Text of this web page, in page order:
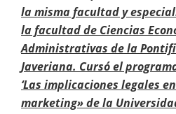
la misma facultad y
la facultad de Ciencias
Administrativas de la
Javeriana. Cursó el
‘Las implicaciones legales
marketing» de la